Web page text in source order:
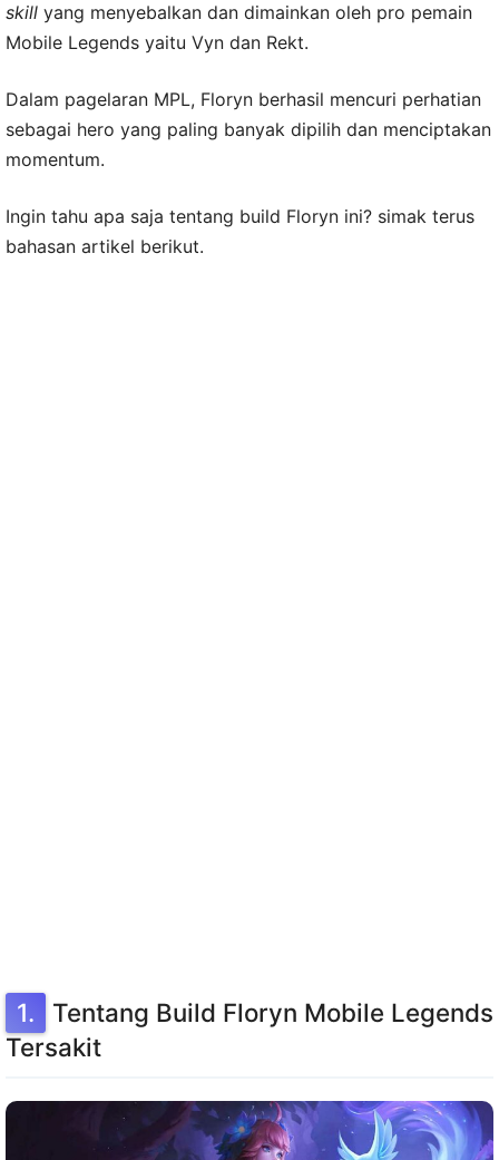
skill yang menyebalkan dan dimainkan oleh pro pemain
Mobile Legends yaitu Vyn dan Rekt.
Dalam pagelaran MPL, Floryn berhasil mencuri perhatian
sebagai hero yang paling banyak dipilih dan menciptakan
momentum.
Ingin tahu apa saja tentang build Floryn ini? simak terus
bahasan artikel berikut.
Tentang Build Floryn Mobile Legends
Tersakit